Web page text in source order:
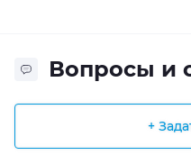
Вопросы и
+